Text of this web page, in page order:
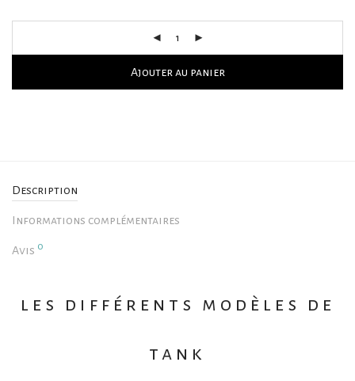
Ajouter au panier
Description
Informations complémentaires
Avis 0
les différents modèles de
tank